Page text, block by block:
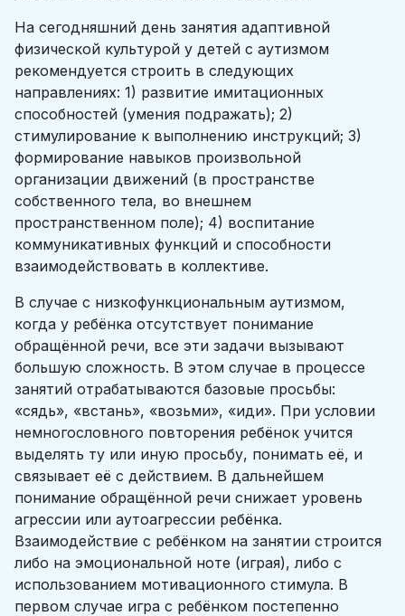
На сегодняшний день занятия адаптивной
физической культурой у детей с аутизмом
рекомендуется строить в следующих
направлениях: 1) развитие имитационных
способностей (умения подражать); 2)
стимулирование к выполнению инструкций; 3)
формирование навыков произвольной
организации движений (в пространстве
собственного тела, во внешнем
пространственном поле); 4) воспитание
коммуникативных функций и способности
взаимодействовать в коллективе.
В случае с низкофункциональным аутизмом,
когда у ребёнка отсутствует понимание
обращённой речи, все эти задачи вызывают
большую сложность. В этом случае в процессе
занятий отрабатываются базовые просьбы:
«сядь», «встань», «возьми», «иди». При условии
немногословного повторения ребёнок учится
выделять ту или иную просьбу, понимать её, и
связывает её с действием. В дальнейшем
понимание обращённой речи снижает уровень
агрессии или аутоагрессии ребёнка.
Взаимодействие с ребёнком на занятии строится
либо на эмоциональной ноте (играя), либо с
использованием мотивационного стимула. В
первом случае игра с ребёнком постепенно